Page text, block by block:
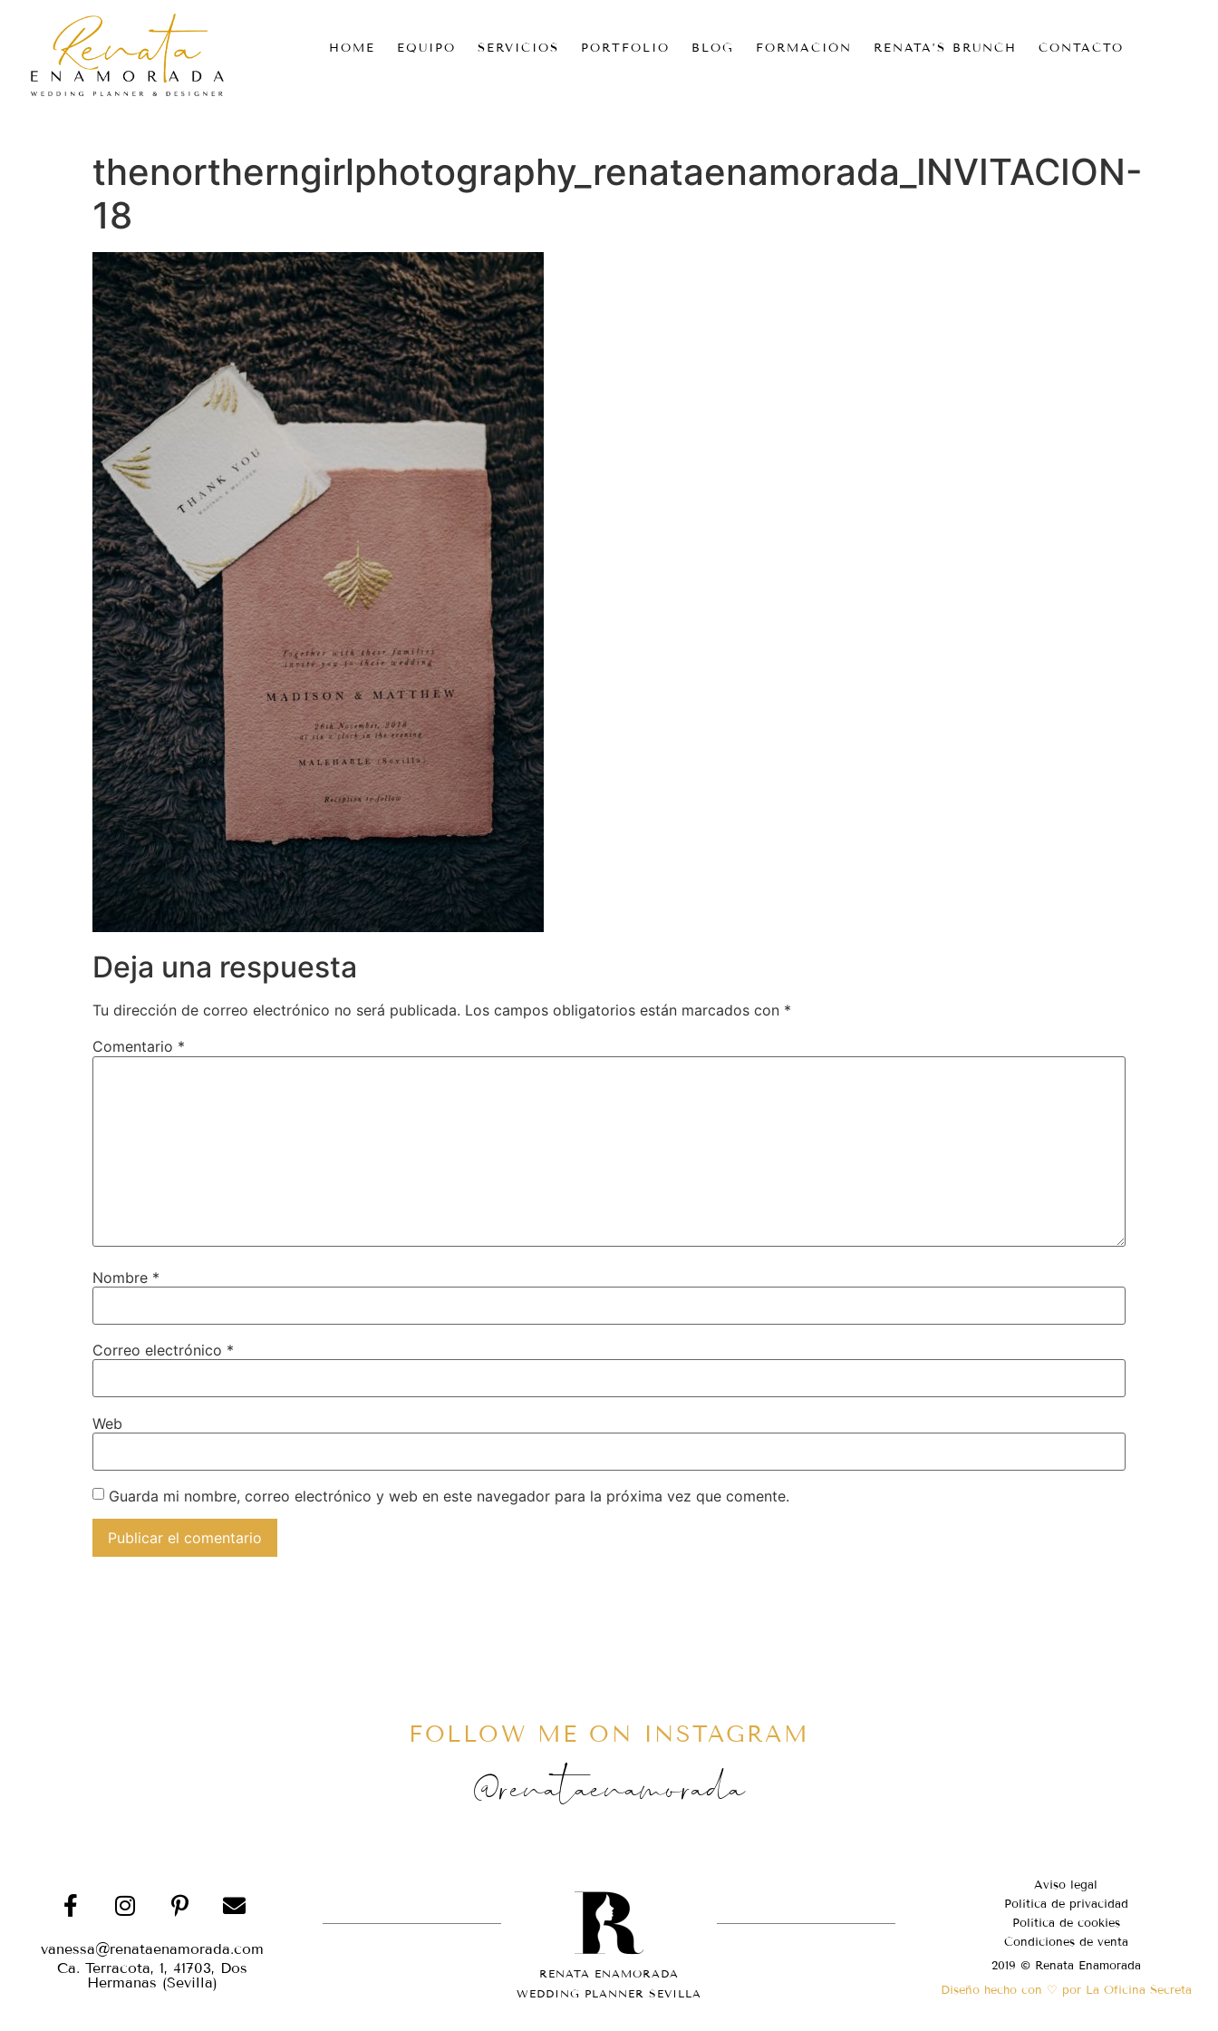
HOME EQUIPO SERVICIOS PORTFOLIO BLOG FORMACIÓN RENATA’S BRUNCH CONTACTO
thenortherngirlphotography_renataenamorada_INVITACION-
18
Deja una respuesta
Tu dirección de correo electrónico no será publicada. Los campos obligatorios están marcados con *
Comentario *
Nombre *
Correo electrónico *
Web
Guarda mi nombre, correo electrónico y web en este navegador para la próxima vez que comente.
FOLLOW ME ON INSTAGRAM
@renataenamorada
vanessa@renataenamorada.com
Ca. Terracota, 1, 41703, Dos
Hermanas (Sevilla)
RENATA ENAMORADA
WEDDING PLANNER SEVILLA
Aviso legal
Política de privacidad
Política de cookies
Condiciones de venta
2019 © Renata Enamorada
Diseño hecho con ♡ por La Oficina Secreta